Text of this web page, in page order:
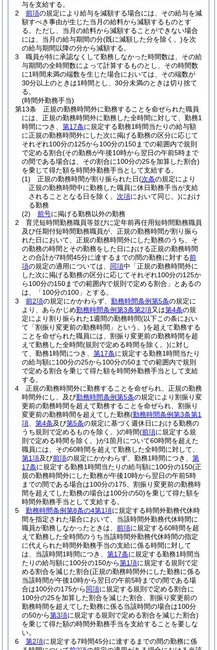
与を支給する。
2
前項の規定により給与を減額する場合には、その給与を減
額すべき事由が生じた当月の給料から減額するものとす
る。 ただし、当月の給料から減額することができない場合
には、当月の給与期間の分(既に減額した分を除く。)を次
の給与期間以降の分から減額する。
3
職員が特に承認なくして勤務しなかった時間数は、その給
与期間の全時間数によって計算するものとし、その時間数
に1時間未満の端数を生じた場合においては、その端数が
30分以上のときは1時間とし、30分未満のときは切り捨て
る。
(時間外勤務手当)
第13条
正規の勤務時間外に勤務することを命ぜられた職員
には、正規の勤務時間外に勤務した全時間に対して、勤務1
時間につき、 第17条に規定する勤務1時間当たりの給与額
に正規の勤務時間外にした次に掲げる勤務の区分に応じて
それぞれ100分の125から100分の150までの範囲内で規則
で定める割合(その勤務が午後10時から翌日の午前5時まで
の間である場合は、その割合に100分の25を加算した割合)
を乗じて得た額を時間外勤務手当として支給する。
(1)
正規の勤務時間が割り振られた日(次条の規定により
正規の勤務時間中に勤務した職員に休日勤務手当が支給
されることとなる日を除く。 次項において同じ。)におけ
る勤務
(2)
前号に掲げる勤務以外の勤務
2
育児短時間勤務職員等並びに定年前再任用短時間勤務職員
及び任期付短時間勤務職員が、正規の勤務時間が割り振ら
れた日において、正規の勤務時間外にした勤務のうち、そ
の勤務の時間とその勤務をした日における正規の勤務時間
との合計が7時間45分に達するまでの間の勤務に対する前
項の規定の適用については、 同項中「正規の勤務時間外に
した次に掲げる勤務の区分に応じてそれぞれ100分の125か
ら100分の150までの範囲内で規則で定める割合」とあるの
は、「100分の100」とする。
3
前2項の規定にかかわらず、 勤務時間条例第5条の規定に
より、あらかじめ勤務時間条例第3条第2項又は第4条の規
定により割り振られた1週間の勤務時間(以下この条におい
て「割振り変更前の勤務時間」という。)を超えて勤務する
ことを命ぜられた職員には、割振り変更前の勤務時間を超
えて勤務した全時間(規則で定める時間を除く。)に対し
て、勤務1時間につき、 第17条に規定する勤務1時間当たり
の給与額に100分の25から100分の50までの範囲内で規則
で定める割合を乗じて得た額を時間外勤務手当として支給
する。
4
正規の勤務時間外に勤務することを命ぜられ、正規の勤務
時間外にし、及び勤務時間条例第5条の規定により割振り変
更前の勤務時間を超えて勤務することを命ぜられ、割振り
変更前の勤務時間を超えてした勤務(勤務時間条例第3条第1
項
第4条及び第5条の規定に基づく週休日における勤務の
うち規則で定めるものを除く。)の時間(前項に規定する規
則で定める時間を除く。)が1箇月について60時間を超えた
職員には、その60時間を超えて勤務した全時間に対して、
第1項及び前項の規定にかかわらず、勤務1時間につき、 第
17条に規定する勤務1時間当たりの給与額に100分の150(正
規の勤務時間外にした勤務が午後10時から翌日の午前5時
までの間である場合は100分の175、割振り変更前の勤務時
間を超えてした勤務の場合は100分の50)を乗じて得た額を
時間外勤務手当として支給する。
5
勤務時間条例第8条の4第1項に規定する時間外勤務代休時
間を指定された場合において、当該時間外勤務代休時間に
職員が勤務しなかったときは、 前項に規定する60時間を超
えて勤務した全時間のうち当該時間外勤務代休時間の指定
に代えられた時間外勤務手当の支給に係る時間に対して
は、当該時間1時間につき、 第17条に規定する勤務1時間当
たりの給与額に100分の150から第1項に規定する規則で定
める割合を減じた割合(正規の勤務時間外にした勤務に係る
当該時間が午後10時から翌日の午前5時までの間である場
合は100分の175から同項に規定する規則で定める割合に
100分の25を加算した割合を減じた割合、割振り変更前の
勤務時間を超えてした勤務に係る当該時間の場合は100分
の50から第3項に規定する規則で定める割合を減じた割合)
を乗じて得た額の時間外勤務手当を支給することを要しな
い。
6
第2項に規定する7時間45分に達するまでの間の勤務に係